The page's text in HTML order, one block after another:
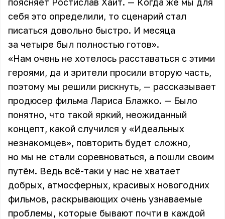
себя это определили, то сценарий стал
писаться довольно быстро. И месяца
за четыре был полностью готов».
«Нам очень не хотелось расставаться с этими
героями, да и зрители просили вторую часть,
поэтому мы решили рискнуть, — рассказывает
продюсер фильма Лариса Блажко. — Было
понятно, что такой яркий, неожиданный
концепт, какой случился у «Идеальных
незнакомцев», повторить будет сложно,
но мы не стали соревноваться, а пошли своим
путём. Ведь всё-таки у нас не хватает
добрых, атмосферных, красивых новогодних
фильмов, раскрывающих очень узнаваемые
проблемы, которые бывают почти в каждой